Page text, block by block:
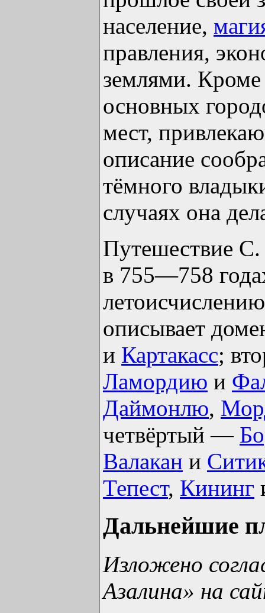
население,
правления,
землями.
основных
мест,
описание
тёмного
случаях она
Путешествие
в 755—758
описывает
и Картакасс;
Ламордию и
Даймонлю,
четвёртый —
Валакан и
Тепест, Кининг
Дальнейшие
Изложено
Азалина» на